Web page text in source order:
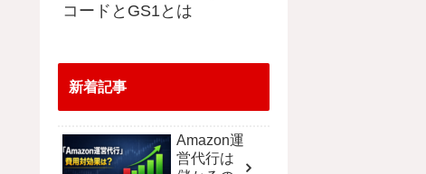
コードとGS1とは
新着記事
Amazon運
営代行は